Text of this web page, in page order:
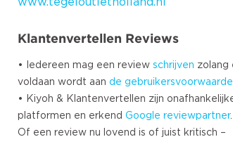
Klantenvertellen Reviews
• Iedereen mag een review schrijven zolang
voldaan wordt aan de
• Kiyoh & Klantenvertellen zijn
platformen en erkend Google reviewpartner.
Of een review nu lovend is of juist kritisch –